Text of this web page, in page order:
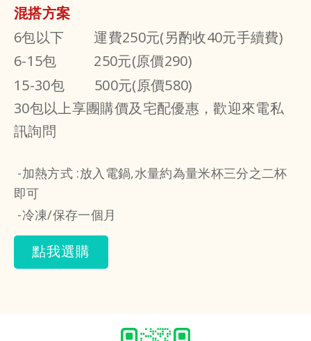
混搭方案
6包以下 運費250元(另酌收40元手續費)
6-15包 250元(原價290)
15-30包 500元(原價580)
30包以上享團購價及宅配優惠，歡迎來電私
訊詢問
-加熱方式 :放入電鍋,水量約為量米杯三分之二杯
即可
-冷凍/保存一個月
點我選購